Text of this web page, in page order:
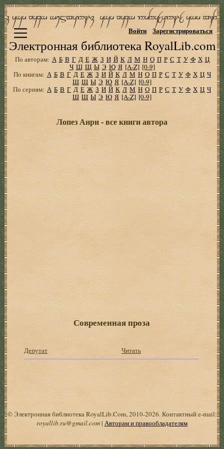
Электронная библиотека RoyalLib.com
Войти Зарегистрироваться
По авторам: А Б В Г Д Е Ж З И Й К Л М Н О П Р С Т У Ф Х Ц
Ч Ш Щ Ы Э Ю Я [A-Z] [0-9]
По книгам: А Б В Г Д Е Ж З И Й К Л М Н О П Р С Т У Ф Х Ц Ч
Ш Щ Ы Э Ю Я [A-Z] [0-9]
По сериям: А Б В Г Д Е Ж З И Й К Л М Н О П Р С Т У Ф Х Ц Ч
Ш Щ Ы Э Ю Я [A-Z] [0-9]
Лопез Анри - все книги автора
Современная проза
Депутат Читать
© Электронная библиотека RoyalLib.Com, 2010-2026. Контактный e-mail:
royallib.ru@gmail.com| Авторам и правообладателям